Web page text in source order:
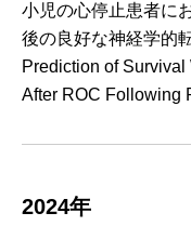
小児の心停止患者に
後の良好な神経学的
Prediction of
After ROC Following
2024年